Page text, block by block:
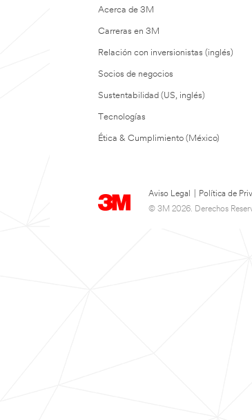
Acerca de 3M
Carreras en 3M
Relación con inversionistas (inglés)
Socios de negocios
Sustentabilidad (US, inglés)
Tecnologías
Ética & Cumplimiento (México)
Aviso Legal Política de
© 3M 2026. Derechos